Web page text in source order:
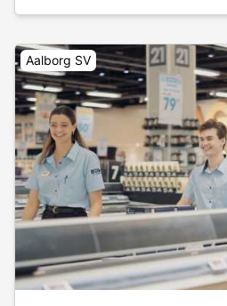
Aalborg SV